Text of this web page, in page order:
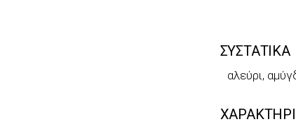
ΣΥΣΤΑΤΙΚΑ
αλεύρι,